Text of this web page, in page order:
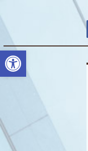
פתח